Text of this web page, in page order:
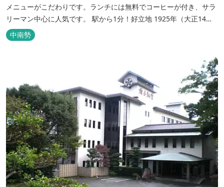
メニューがこだわりです。ランチには無料でコーヒーが付き、サラ
リーマン中心に人気です。 駅から1分！好立地 1925年（大正14
年）に開業した歴史ある旅館。JR三瀬谷駅から徒歩一分と好立地の
場所にあり、大変便利です。 部屋数は11室、大広間が2部屋。少人
中南勢